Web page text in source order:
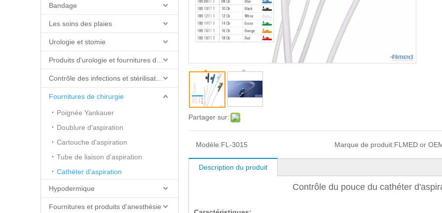
Bandage
Les soins des plaies
Urologie et stomie
Fournitures de chirurgie
Poignée Yankauer
Doublure d'aspiration
Cartouche d'aspiration
Tube de liaison d'aspiration
Cathéter d'aspiration
Hypodermique
Fournitures et produits d'anesthésie
Partager sur:
Modèle:FL-3015 Marque de produit:FLMED or
Description du produit
Contrôle du pouce du cathéter